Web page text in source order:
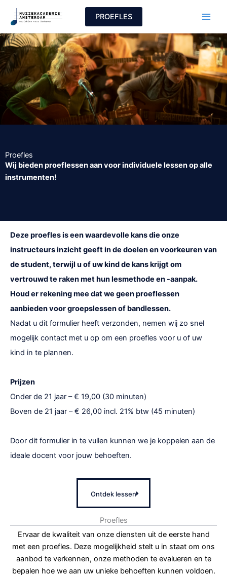
naar
inhoud
PROEFLES
Proefles
Wij bieden proeflessen aan voor individuele lessen op alle
instrumenten!
Deze proefles is een waardevolle kans die onze
instructeurs inzicht geeft in de doelen en voorkeuren van
de student, terwijl u of uw kind de kans krijgt om
vertrouwd te raken met hun lesmethode en -aanpak.
Houd er rekening mee dat we geen proeflessen
aanbieden voor groepslessen of bandlessen.
Nadat u dit formulier heeft verzonden, nemen wij zo snel
mogelijk contact met u op om een proefles voor u of uw
kind in te plannen.
Prijzen
Onder de 21 jaar – € 19,00 (30 minuten)
Boven de 21 jaar – € 26,00 incl. 21% btw (45 minuten)
Door dit formulier in te vullen kunnen we je koppelen aan de
ideale docent voor jouw behoeften.
Ontdek lessen
Proefles​
Ervaar de kwaliteit van onze diensten uit de eerste hand
met een proefles. Deze mogelijkheid stelt u in staat om ons
aanbod te verkennen, onze methoden te evalueren en te
bepalen hoe we aan uw unieke behoeften kunnen voldoen.